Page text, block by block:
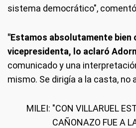
sistema democrático",
"Estamos absolutamente bien
vicepresidenta, lo aclaró
comunicado y una
mismo. Se dirigía a la casta, no
MILEI: "CON VILLARUEL
CAÑONAZO FUE A